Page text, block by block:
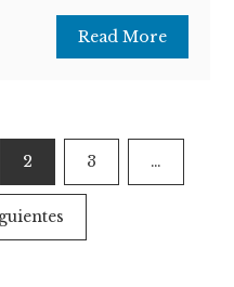
Read More
2 3 …